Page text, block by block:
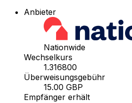
Anbieter
Nationwide
Wechselkurs
1.316800
Überweisungsgebühr
15.00 GBP
Empfänger erhält